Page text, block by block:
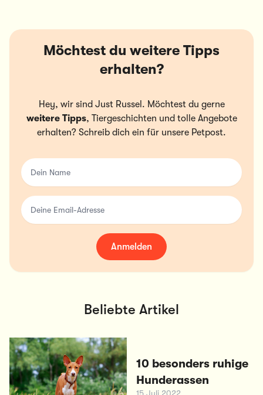
Möchtest du weitere Tipps
erhalten?
Hey, wir sind Just Russel. Möchtest du gerne
weitere Tipps, Tiergeschichten und tolle Angebote
erhalten? Schreib dich ein für unsere Petpost.
Dein Name
Deine Email-Adresse
Anmelden
Beliebte Artikel
10 besonders ruhige
Hunderassen